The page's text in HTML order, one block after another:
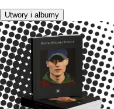
Utwory i albumy